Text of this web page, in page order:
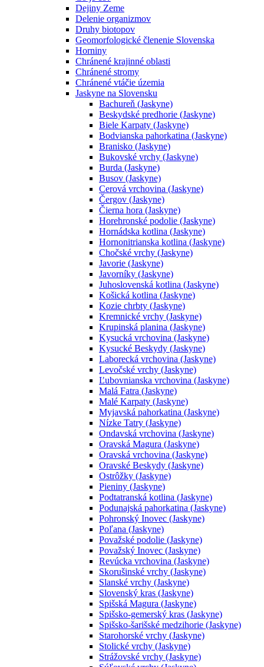
Dejiny Zeme
Delenie organizmov
Druhy biotopov
Geomorfologické členenie Slovenska
Horniny
Chránené krajinné oblasti
Chránené stromy
Chránené vtáčie územia
Jaskyne na Slovensku
Bachureň (Jaskyne)
Beskydské predhorie (Jaskyne)
Biele Karpaty (Jaskyne)
Bodvianska pahorkatina (Jaskyne)
Branisko (Jaskyne)
Bukovské vrchy (Jaskyne)
Burda (Jaskyne)
Busov (Jaskyne)
Cerová vrchovina (Jaskyne)
Čergov (Jaskyne)
Čierna hora (Jaskyne)
Horehronské podolie (Jaskyne)
Hornádska kotlina (Jaskyne)
Hornonitrianska kotlina (Jaskyne)
Chočské vrchy (Jaskyne)
Javorie (Jaskyne)
Javorníky (Jaskyne)
Juhoslovenská kotlina (Jaskyne)
Košická kotlina (Jaskyne)
Kozie chrbty (Jaskyne)
Kremnické vrchy (Jaskyne)
Krupinská planina (Jaskyne)
Kysucká vrchovina (Jaskyne)
Kysucké Beskydy (Jaskyne)
Laborecká vrchovina (Jaskyne)
Levočské vrchy (Jaskyne)
Ľubovnianska vrchovina (Jaskyne)
Malá Fatra (Jaskyne)
Malé Karpaty (Jaskyne)
Myjavská pahorkatina (Jaskyne)
Nízke Tatry (Jaskyne)
Ondavská vrchovina (Jaskyne)
Oravská Magura (Jaskyne)
Oravská vrchovina (Jaskyne)
Oravské Beskydy (Jaskyne)
Ostrôžky (Jaskyne)
Pieniny (Jaskyne)
Podtatranská kotlina (Jaskyne)
Podunajská pahorkatina (Jaskyne)
Pohronský Inovec (Jaskyne)
Poľana (Jaskyne)
Považské podolie (Jaskyne)
Považský Inovec (Jaskyne)
Revúcka vrchovina (Jaskyne)
Skorušinské vrchy (Jaskyne)
Slanské vrchy (Jaskyne)
Slovenský kras (Jaskyne)
Spišská Magura (Jaskyne)
Spišsko-gemerský kras (Jaskyne)
Spišsko-šarišské medzihorie (Jaskyne)
Starohorské vrchy (Jaskyne)
Stolické vrchy (Jaskyne)
Strážovské vrchy (Jaskyne)